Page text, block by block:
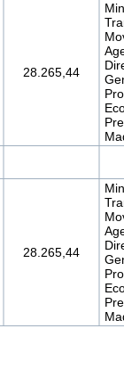
28.265,44
28.265,44